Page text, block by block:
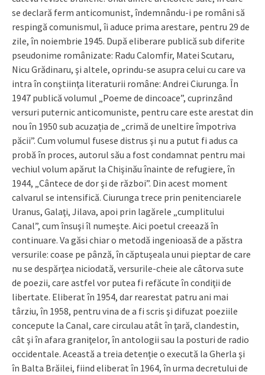
se declară ferm anticomunist, îndemnându-i pe români să
respingă comunismul, îi aduce prima arestare, pentru 29 de
zile, în noiembrie 1945. După eliberare publică sub diferite
pseudonime românizate: Radu Calomfir, Matei Scutaru,
Nicu Grădinaru, şi altele, oprindu-se asupra celui cu care va
intra în conştiinţa literaturii române: Andrei Ciurunga. În
1947 publică volumul „Poeme de dincoace”, cuprinzând
versuri puternic anticomuniste, pentru care este arestat din
nou în 1950 sub acuzația de „crimă de uneltire împotriva
păcii”. Cum volumul fusese distrus şi nu a putut fi adus ca
probă în proces, autorul său a fost condamnat pentru mai
vechiul volum apărut la Chişinău înainte de refugiere, în
1944, „Cântece de dor şi de război”. Din acest moment
calvarul se intensifică. Ciurunga trece prin penitenciarele
Uranus, Galaţi, Jilava, apoi prin lagărele „cumplitului
Canal”, cum însuşi îl numeşte. Aici poetul creează în
continuare. Va găsi chiar o metodă ingenioasă de a păstra
versurile: coase pe pânză, în căptuşeala unui pieptar de care
nu se despărţea niciodată, versurile-cheie ale câtorva sute
de poezii, care astfel vor putea fi refăcute în condiţii de
libertate. Eliberat în 1954, dar rearestat patru ani mai
târziu, în 1958, pentru vina de a fi scris şi difuzat poeziile
concepute la Canal, care circulau atât în ţară, clandestin,
cât şi în afara graniţelor, în antologii sau la posturi de radio
occidentale. Această a treia detenţie o execută la Gherla şi
în Balta Brăilei, fiind eliberat în 1964, în urma decretului de